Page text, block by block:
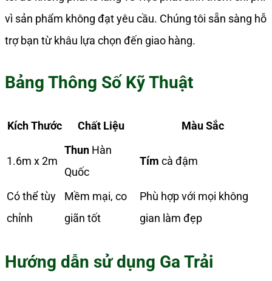
vì sản phẩm không đạt yêu cầu. Chúng tôi sẵn sàng hỗ
trợ bạn từ khâu lựa chọn đến giao hàng.
Bảng Thông Số Kỹ Thuật
Kích Thước Chất Liệu Màu Sắc
1.6m x 2m
Thun Hàn
Quốc
Tím cà đậm
Có thể tùy
chỉnh
Mềm mại, co
giãn tốt
Phù hợp với mọi không
gian làm đẹp
Hướng dẫn sử dụng Ga Trải